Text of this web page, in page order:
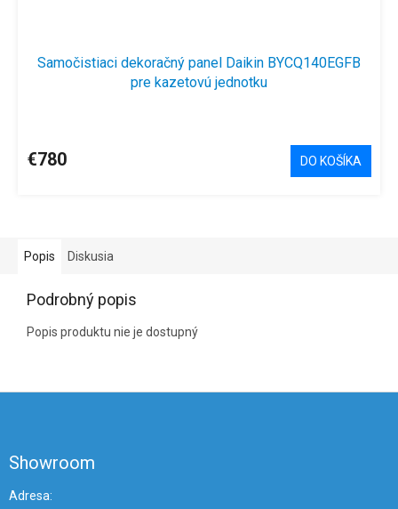
Samočistiaci dekoračný panel Daikin BYCQ140EGFB
pre kazetovú jednotku
€780 DO KOŠÍKA
Popis Diskusia
Podrobný popis
Popis produktu nie je dostupný
Showroom
Adresa: